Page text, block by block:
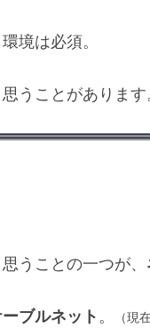
境は必須。
うことがあります
うことの一つが、
ブルネット。 （現